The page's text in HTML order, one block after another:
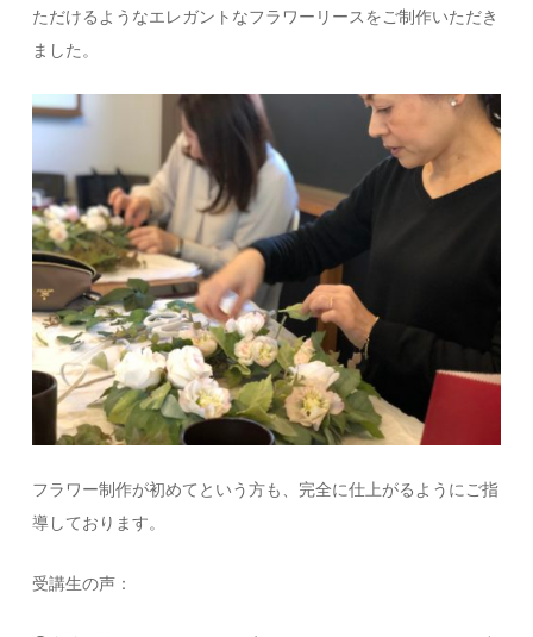
ただけるようなエレガントなフラワーリースをご制作いただき
ました。
フラワー制作が初めてという方も、完全に仕上がるようにご指
導しております。
受講生の声：